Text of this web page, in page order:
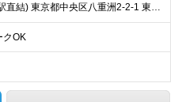
◆本社(東京駅直結) 東京都中央区八重洲2-2-1 東京ミッドタウン八重洲 八重洲セントラルタワー8階 ※就業場所変更の範囲：会社の定める場所
クOK